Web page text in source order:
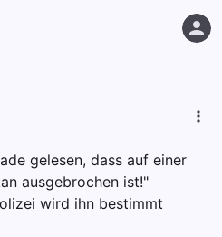
gelesen, dass auf einer
ausgebrochen ist!"
wird ihn bestimmt